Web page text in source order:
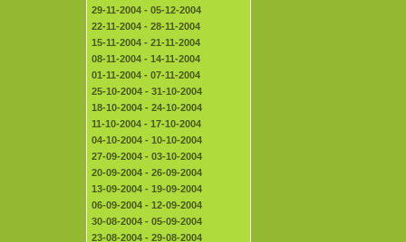
29-11-2004 - 05-12-2004
22-11-2004 - 28-11-2004
15-11-2004 - 21-11-2004
08-11-2004 - 14-11-2004
01-11-2004 - 07-11-2004
25-10-2004 - 31-10-2004
18-10-2004 - 24-10-2004
11-10-2004 - 17-10-2004
04-10-2004 - 10-10-2004
27-09-2004 - 03-10-2004
20-09-2004 - 26-09-2004
13-09-2004 - 19-09-2004
06-09-2004 - 12-09-2004
30-08-2004 - 05-09-2004
23-08-2004 - 29-08-2004